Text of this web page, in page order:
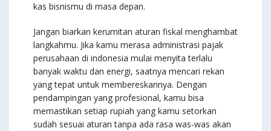
kas bisnismu di masa depan.
Jangan biarkan kerumitan aturan fiskal menghambat
langkahmu. Jika kamu merasa administrasi pajak
perusahaan di indonesia mulai menyita terlalu
banyak waktu dan energi, saatnya mencari rekan
yang tepat untuk membereskannya. Dengan
pendampingan yang profesional, kamu bisa
memastikan setiap rupiah yang kamu setorkan
sudah sesuai aturan tanpa ada rasa was-was akan